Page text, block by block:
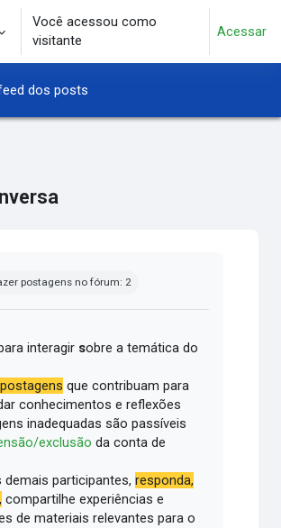
de pesquisa
Você acessou como
visitante
Acessar
dos posts
postagens no fórum: 2
interagir sobre a temática do
que contribuam para
conhecimentos e reflexões
inadequadas são passíveis
exclusão da conta de
demais participantes,responda,
compartilhe experiências e
de materiais relevantes para o